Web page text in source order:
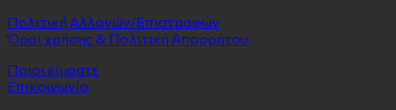
Πολιτική Αλλαγών/Επιστροφών
Όροι χρήσης & Πολιτική Απορρήτου
Ποιοι είμαστε
Επικοινωνία